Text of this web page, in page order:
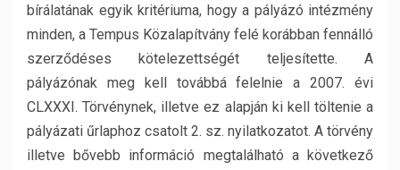
bírálatának egyik kritériuma, hogy a pályázó intézmény
minden, a Tempus Közalapítvány felé korábban fennálló
szerződéses kötelezettségét teljesítette. A
pályázónak meg kell továbbá felelnie a 2007. évi
CLXXXI. Törvénynek, illetve ez alapján ki kell töltenie a
pályázati űrlaphoz csatolt 2. sz. nyilatkozatot. A törvény
illetve bővebb információ megtalálható a következő